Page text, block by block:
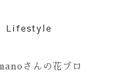
Lifestyle
さんの花ブロ